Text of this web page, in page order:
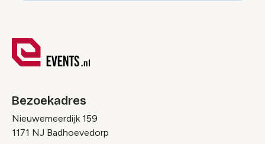
Bezoekadres
Nieuwemeerdijk 159
1171 NJ Badhoevedorp